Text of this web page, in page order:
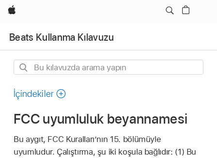
wzlhp
Beats Kullanma Kılavuzu
Bu
arama
İçindekiler
FCC uyumluluk beyannamesi
Bu aygıt, FCC Kuralları’nın 15. bölümüyle
uyumludur. Çalıştırma, şu iki koşula bağlıdır: (1) Bu